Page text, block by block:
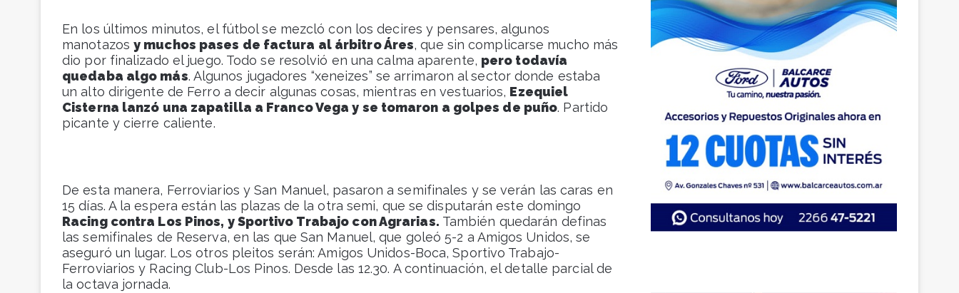
En los últimos minutos, el fútbol se mezcló con los decires y pensares, algunos
manotazos y muchos pases de factura al árbitro Áres, que sin complicarse mucho más
dio por finalizado el juego. Todo se resolvió en una calma aparente, pero todavía
quedaba algo más. Algunos jugadores “xeneizes” se arrimaron al sector donde estaba
un alto dirigente de Ferro a decir algunas cosas, mientras en vestuarios, Ezequiel
Cisterna lanzó una zapatilla a Franco Vega y se tomaron a golpes de puño. Partido
picante y cierre caliente.
De esta manera, Ferroviarios y San Manuel, pasaron a semifinales y se verán las caras en
15 días. A la espera están las plazas de la otra semi, que se disputarán este domingo
Racing contra Los Pinos, y Sportivo Trabajo con Agrarias. También quedarán definas
las semifinales de Reserva, en las que San Manuel, que goleó 5-2 a Amigos Unidos, se
aseguró un lugar. Los otros pleitos serán: Amigos Unidos-Boca, Sportivo Trabajo-
Ferroviarios y Racing Club-Los Pinos. Desde las 12.30. A continuación, el detalle parcial de
la octava jornada.